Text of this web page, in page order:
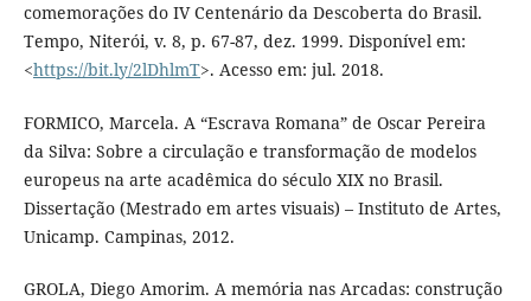
comemorações do IV Centenário da Descoberta do Brasil.
Tempo, Niterói, v. 8, p. 67-87, dez. 1999. Disponível em:
<https://bit.ly/2lDhlmT>. Acesso em: jul. 2018.
FORMICO, Marcela. A “Escrava Romana” de Oscar Pereira
da Silva: Sobre a circulação e transformação de modelos
europeus na arte acadêmica do século XIX no Brasil.
Dissertação (Mestrado em artes visuais) – Instituto de Artes,
Unicamp. Campinas, 2012.
GROLA, Diego Amorim. A memória nas Arcadas: construção